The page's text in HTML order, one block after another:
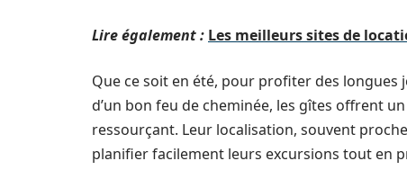
Lire également : Les meilleurs sites de
Que ce soit en été, pour profiter des longues
d’un bon feu de cheminée, les gîtes offrent
ressourçant. Leur localisation, souvent
planifier facilement leurs excursions tout en